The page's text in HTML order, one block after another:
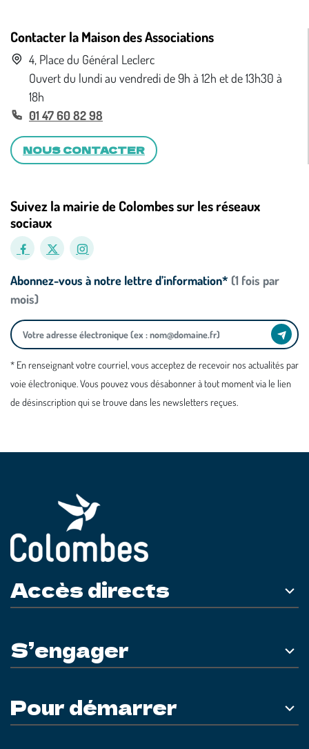
Contacter la Maison des Associations
4, Place du Général Leclerc
Ouvert du lundi au vendredi de 9h à 12h et de 13h30 à
18h
01 47 60 82 98
NOUS CONTACTER
Suivez la mairie de Colombes sur les réseaux
sociaux
Abonnez-vous à notre lettre d’information* (1 fois par
mois)
* En renseignant votre courriel, vous acceptez de recevoir nos actualités par
voie électronique. Vous pouvez vous désabonner à tout moment via le lien
de désinscription qui se trouve dans les newsletters reçues.
Accès directs
S’engager
Pour démarrer